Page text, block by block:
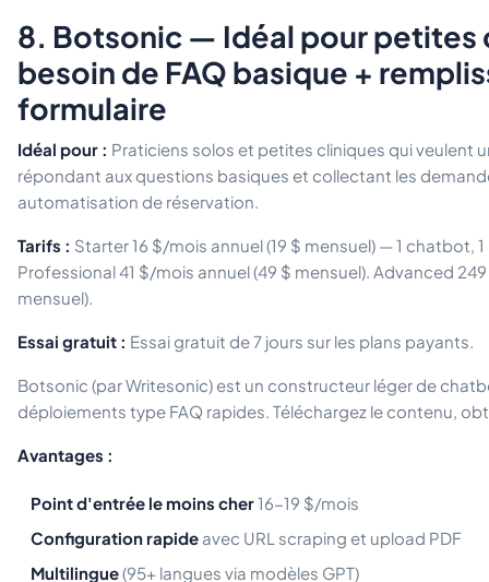
8. Botsonic — Idéal pour petites
besoin de FAQ basique +
formulaire
Idéal pour : Praticiens solos et petites cliniques qui veulent
répondant aux questions basiques et collectant les
automatisation de réservation.
Tarifs : Starter 16 $/mois annuel (19 $ mensuel) — 1 chatbot,
Professional 41 $/mois annuel (49 $ mensuel). Advanced
mensuel).
Essai gratuit : Essai gratuit de 7 jours sur les plans payants.
Botsonic (par Writesonic) est un constructeur léger de
déploiements type FAQ rapides. Téléchargez le contenu,
Avantages :
Point d'entrée le moins cher16-19 $/mois
Configuration rapide avec URL scraping et upload PDF
Multilingue(95+ langues via modèles GPT)